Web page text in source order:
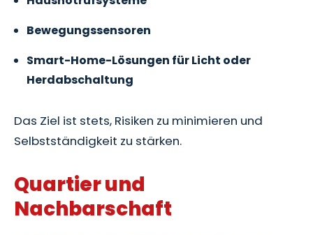
Bewegungssensoren
Smart-Home-Lösungen für Licht oder
Herdabschaltung
Das Ziel ist stets, Risiken zu minimieren und
Selbstständigkeit zu stärken.
Quartier und
Nachbarschaft